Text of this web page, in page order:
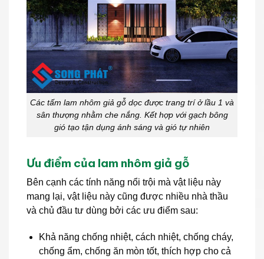
Các tấm lam nhôm giả gỗ dọc được trang trí ở lầu 1 và
sân thượng nhằm che nắng. Kết hợp với gạch bông
gió tạo tận dụng ánh sáng và gió tự nhiên
Ưu điểm của lam nhôm giả gỗ
Bên cạnh các tính năng nổi trội mà vật liệu này
mang lại, vật liệu này cũng được nhiều nhà thầu
và chủ đầu tư dùng bởi các ưu điểm sau:
Khả năng chống nhiệt, cách nhiệt, chống cháy,
chống ẩm, chống ăn mòn tốt, thích hợp cho cả